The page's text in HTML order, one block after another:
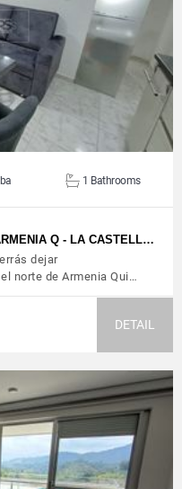
1 Bathrooms
Q - LA CASTELL…
dejar
norte de Armenia Qui…
DETAIL